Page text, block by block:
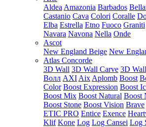
Aldea Amazonia Barbados
Castanio Cava Colori Coralle
Elba Estrella Etno Fuoco Graniti
Navara Navona Nella Onde
Ascot
New England Beige New
Atlas Concorde
3D Wall 3D Wall Carve 3D
Волл AXI Aix Aplomb Boost
Color Boost Expression Boost
Boost Mix Boost Natural Boost
Boost Stone Boost Vision Brave
ETIC PRO Entice Exence
Klif Kone Log Log Cansei Log